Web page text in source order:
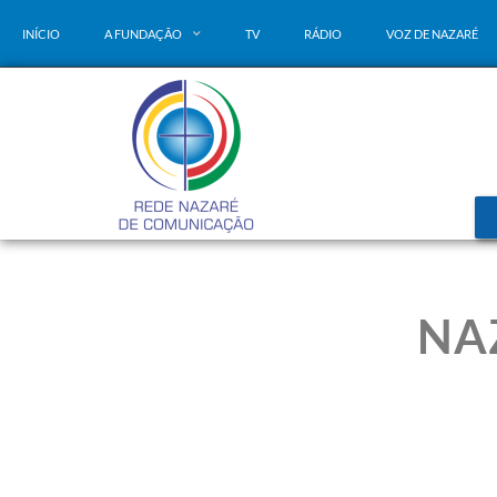
INÍCIO A FUNDAÇÃO TV RÁDIO VOZ DE NAZARÉ